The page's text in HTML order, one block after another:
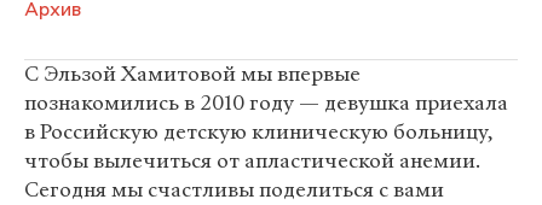
Архив
С Эльзой Хамитовой мы впервые
познакомились в 2010 году — девушка приехала
в Российскую детскую клиническую больницу,
чтобы вылечиться от апластической анемии.
Сегодня мы счастливы поделиться с вами